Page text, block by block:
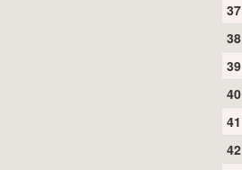
37
38
39
40
41
42